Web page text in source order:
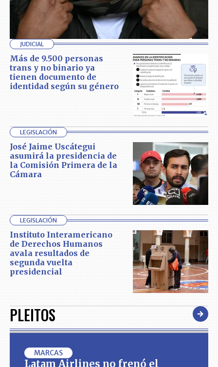
JUDICIAL
Más de 9.500 personas
trans y no binario ya
tienen documento de
identidad según su género
LEGISLACIÓN
José Jaime Uscátegui
asumirá la presidencia de
la Comisión Primera de la
Cámara
LEGISLACIÓN
Instituto Interamericano
de Derechos Humanos
avala resultados de
segunda vuelta
presidencial
PLEITOS
MARCAS
Latam Airlines no frenó el